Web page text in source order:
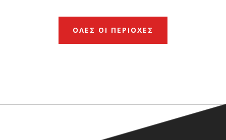
ΟΛΕΣ ΟΙ ΠΕΡΙΟΧΕΣ